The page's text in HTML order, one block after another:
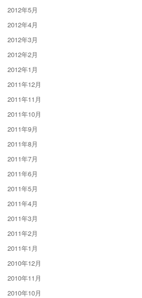
2012年5月
2012年4月
2012年3月
2012年2月
2012年1月
2011年12月
2011年11月
2011年10月
2011年9月
2011年8月
2011年7月
2011年6月
2011年5月
2011年4月
2011年3月
2011年2月
2011年1月
2010年12月
2010年11月
2010年10月